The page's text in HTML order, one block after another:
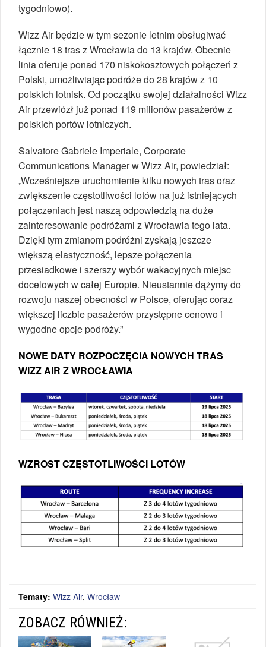
tygodniowo).
Wizz Air będzie w tym sezonie letnim obsługiwać
łącznie 18 tras z Wrocławia do 13 krajów. Obecnie
linia oferuje ponad 170 niskokosztowych połączeń z
Polski, umożliwiając podróże do 28 krajów z 10
polskich lotnisk. Od początku swojej działalności Wizz
Air przewiózł już ponad 119 milionów pasażerów z
polskich portów lotniczych.
Salvatore Gabriele Imperiale, Corporate
Communications Manager w Wizz Air, powiedział:
„Wcześniejsze uruchomienie kilku nowych tras oraz
zwiększenie częstotliwości lotów na już istniejących
połączeniach jest naszą odpowiedzią na duże
zainteresowanie podróżami z Wrocławia tego lata.
Dzięki tym zmianom podróżni zyskają jeszcze
większą elastyczność, lepsze połączenia
przesiadkowe i szerszy wybór wakacyjnych miejsc
docelowych w całej Europie. Nieustannie dążymy do
rozwoju naszej obecności w Polsce, oferując coraz
większej liczbie pasażerów przystępne cenowo i
wygodne opcje podróży.”
NOWE DATY ROZPOCZĘCIA NOWYCH TRAS
WIZZ AIR Z WROCŁAWIA
WZROST CZĘSTOTLIWOŚCI LOTÓW
Tematy: Wizz Air, Wrocław
ZOBACZ RÓWNIEŻ: